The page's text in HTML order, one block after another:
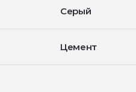
Серый
Цемент